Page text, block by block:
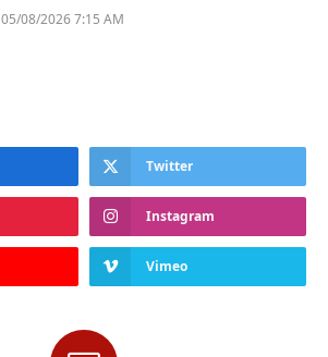
05/08/2026 7:15 AM
Twitter
Instagram
Vimeo